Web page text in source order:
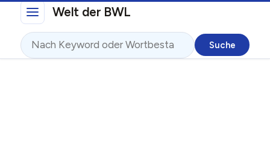
Direkt zum InhaltWelt der BWL
Suche